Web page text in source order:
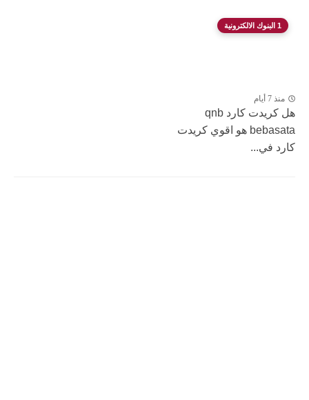
1 البنوك الالكترونية
منذ 7 أيام
هل كريدت كارد qnb
bebasata هو اقوي كريدت
كارد في...